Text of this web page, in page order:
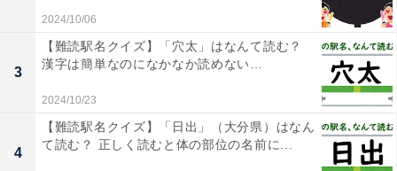
2024/10/06
3
【難読駅名クイズ】「穴太」はなんて読む？
漢字は簡単なのになかなか読めない…
2024/10/23
4
【難読駅名クイズ】「日出」（大分県）はなん
て読む？ 正しく読むと体の部位の名前に...